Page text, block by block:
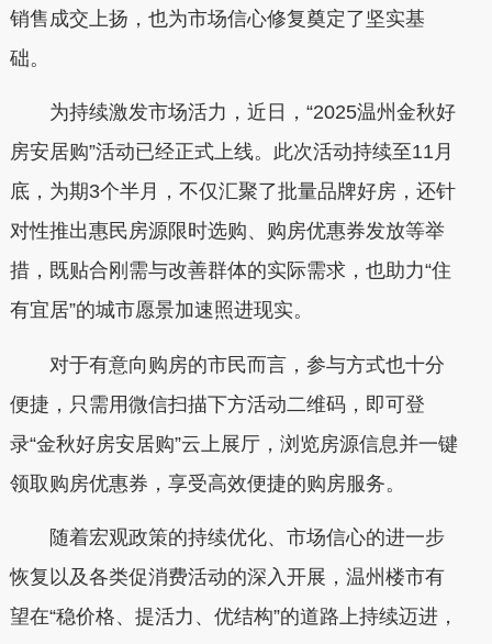
销售成交上扬，也为市场信心修复奠定了坚实基
础。
为持续激发市场活力，近日，“2025温州金秋好
房安居购”活动已经正式上线。此次活动持续至11月
底，为期3个半月，不仅汇聚了批量品牌好房，还针
对性推出惠民房源限时选购、购房优惠券发放等举
措，既贴合刚需与改善群体的实际需求，也助力“住
有宜居”的城市愿景加速照进现实。
对于有意向购房的市民而言，参与方式也十分
便捷，只需用微信扫描下方活动二维码，即可登
录“金秋好房安居购”云上展厅，浏览房源信息并一键
领取购房优惠券，享受高效便捷的购房服务。
随着宏观政策的持续优化、市场信心的进一步
恢复以及各类促消费活动的深入开展，温州楼市有
望在“稳价格、提活力、优结构”的道路上持续迈进，